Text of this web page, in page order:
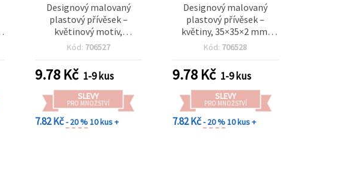
Designový malovaný
plastový přívěsek –
květinový motiv,
40×29×2,5 mm, otvor 1
Kód: 706527
9.78 Kč 1-9 kus
SLEVY
PRO MNOŽSTVÍ
7.82 Kč- 20 %10 kus +
Designový malovaný
plastový přívěsek –
květiny, 35×35×2 mm,
otvor 1 mm, na výrobu
Kód: 706528
9.78Kč 1-9 kus
SLEVY
PRO MNOŽSTVÍ
7.82 Kč- 20 %10 kus +